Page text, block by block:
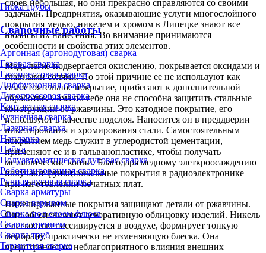
Гибка трубы
Сварочные работы
Аргонная (аргонодуговая) сварка
Газовая сварка
Газопрессовая сварка
Диффузионная сварка
Дугопрессовая сварка
Контактная сварка
Кузнечная сварка
Лазерная сварка
Наплавка
Пайка
Полуавтоматическая дуговая сварка
Роботизированная сварка
Ручная дуговая сварка
Сварка арматуры
Сварка взрывом
Сварка под слоем флюса
Сварка трением
Сварка труб
Термитная сварка
слоев небольшая, но они прекрасно справляются со своими
задачами. Предприятия, оказывающие услуги многослойного
покрытия медью, никелем и хромом в Липецке знают все
нюансы их нанесения. Во внимание принимаются
особенности и свойства этих элементов.
Медь легко подвергается окислению, покрывается оксидами и
главными солями. По этой причине ее не используют как
самостоятельное покрытие, прибегают к дополнительной
обработке. Сама по себе она не способна защитить стальные
конструкции от ржавчины. Это катодное покрытие, его
используют в качестве подслоя. Наносится он в преддверии
никелирования и хромирования стали. Самостоятельным
покрытием медь служит в углеродистой цементации,
применяют ее и в гальванопластике, чтобы получать
металлические копии. Благодаря медному элеткроосаждению
получают функциональные покрытия в радиоэлектронике
при изготовлении печатных плат.
Никелированные покрытия защищают детали от ржавчины.
Они обеспечивают декоративную облицовку изделий. Никель
с легкостью пассивируется в воздухе, формирует тонкую
мембрану, практически не изменяющую блеска. Она
предохраняет от неблагоприятного влияния внешних